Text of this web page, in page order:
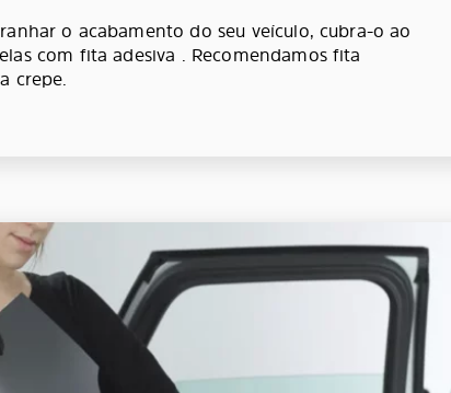
o acabamento do seu veículo, cubra-o ao
com fita adesiva . Recomendamos fita
crepe.